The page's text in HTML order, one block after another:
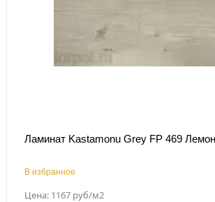
Ламинат Kastamonu Grey FP 469
В избранное
Цена: 1167 руб/м2